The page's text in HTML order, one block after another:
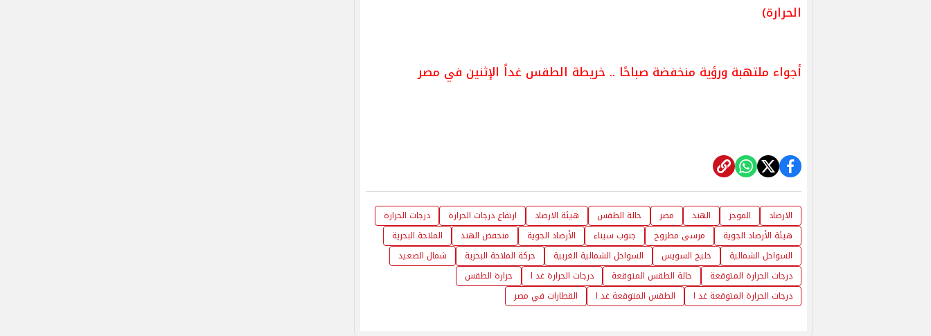
الحرارة)
أجواء ملتهبة ورؤية منخفضة صباحًا .. خريطة الطقس غداً الإثنين في مصر
الارصاد الموجز الهند مصر حالة الطقس هيئة الارصاد ارتفاع درجات الحرارة
درجات الحرارة
هيئة الأرصاد الجوية
مرسى مطروح جنوب سيناء الأرصاد الجوية منخفض الهند
الملاحة البحرية
السواحل الشمالية
خليج السويس السواحل الشمالية الغربية حركة الملاحة البحرية
شمال الصعيد
درجات الحرارة المتوقعة
حالة الطقس المتوقعة درجات الحرارة غد ا
حرارة الطقس
درجات الحرارة المتوقعة غد ا
الطقس المتوقعة غد ا القطارات في مصر